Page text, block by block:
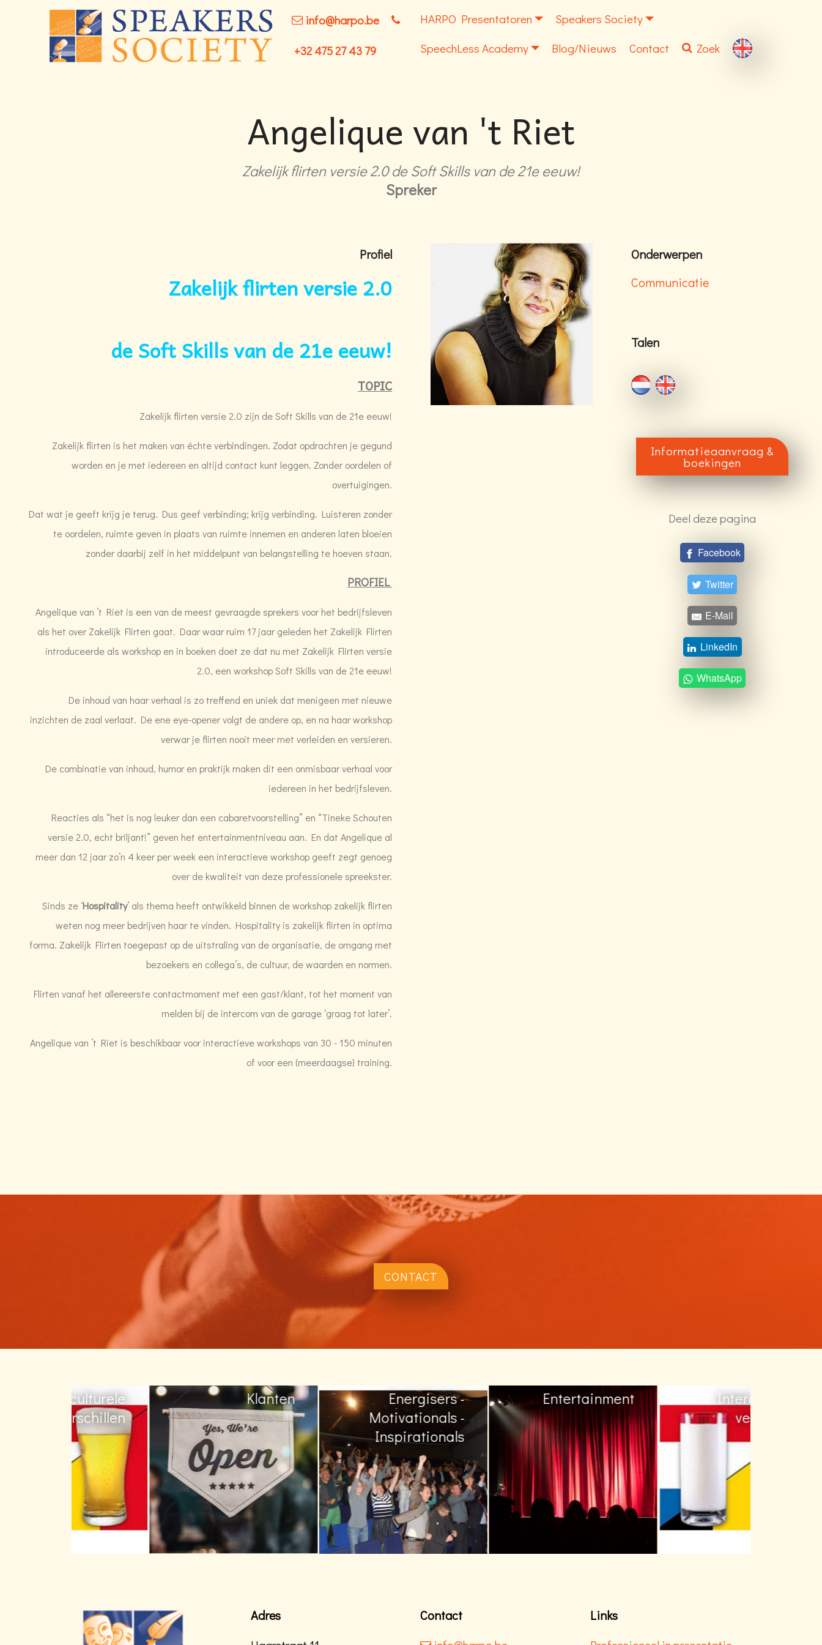
info@harpo.be
+32 475 27 43 79
HARPO Presentatoren
Speakers Society
SpeechLess Academy
Blog/Nieuws Contact Zoek
Angelique van 't Riet
Zakelijk flirten versie 2.0 de Soft Skills van de 21e eeuw!
Spreker
Profiel
Zakelijk flirten versie 2.0
de Soft Skills van de 21e eeuw!
TOPIC
Zakelijk flirten versie 2.0 zijn de Soft Skills van de 21e eeuw!
Zakelijk flirten is het maken van échte verbindingen. Zodat opdrachten je gegund
worden en je met iedereen en altijd contact kunt leggen. Zonder oordelen of
overtuigingen.
Dat wat je geeft krijg je terug. Dus geef verbinding; krijg verbinding. Luisteren zonder
te oordelen, ruimte geven in plaats van ruimte innemen en anderen laten bloeien
zonder daarbij zelf in het middelpunt van belangstelling te hoeven staan.
PROFIEL
Angelique van ’t Riet is een van de meest gevraagde sprekers voor het bedrijfsleven
als het over Zakelijk Flirten gaat. Daar waar ruim 17 jaar geleden het Zakelijk Flirten
introduceerde als workshop en in boeken doet ze dat nu met Zakelijk Flirten versie
2.0, een workshop Soft Skills van de 21e eeuw!
De inhoud van haar verhaal is zo treffend en uniek dat menigeen met nieuwe
inzichten de zaal verlaat. De ene eye-opener volgt de andere op, en na haar workshop
verwar je flirten nooit meer met verleiden en versieren.
De combinatie van inhoud, humor en praktijk maken dit een onmisbaar verhaal voor
iedereen in het bedrijfsleven.
Reacties als “het is nog leuker dan een cabaretvoorstelling” en “Tineke Schouten
versie 2.0, echt briljant!” geven het entertainmentniveau aan. En dat Angelique al
meer dan 12 jaar zo’n 4 keer per week een interactieve workshop geeft zegt genoeg
over de kwaliteit van deze professionele spreekster.
Sinds ze ‘Hospitality’ als thema heeft ontwikkeld binnen de workshop zakelijk flirten
weten nog meer bedrijven haar te vinden. Hospitality is zakelijk flirten in optima
forma. Zakelijk Flirten toegepast op de uitstraling van de organisatie, de omgang met
bezoekers en collega’s, de cultuur, de waarden en normen.
Flirten vanaf het allereerste contactmoment met een gast/klant, tot het moment van
melden bij de intercom van de garage ‘graag tot later’.
Angelique van ’t Riet is beschikbaar voor interactieve workshops van 30 - 150 minuten
of voor een (meerdaagse) training.
Onderwerpen
Communicatie
Talen
Informatieaanvraag &
boekingen
Deel deze pagina
Facebook
Twitter
E-Mail
LinkedIn
WhatsApp
CONTACT
Klanten
Energisers -
Motivationals -
Inspirationals
Entertainment
Interculturele
verschillen
Adres Contact Links